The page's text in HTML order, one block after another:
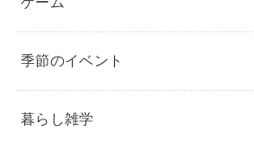
季節のイベント
暮らし雑学